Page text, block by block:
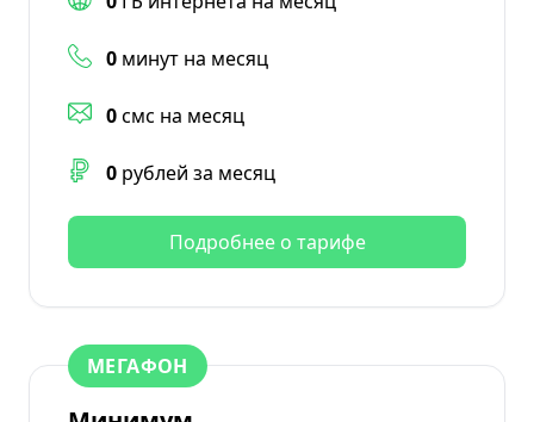
0 минут на месяц
0смс на месяц
0 рублей за месяц
Подробнее о тарифе
МЕГАФОН